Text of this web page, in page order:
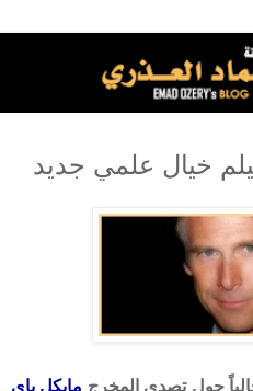
خيال علمي جديد
حول تصدي المخرج مايكل باي